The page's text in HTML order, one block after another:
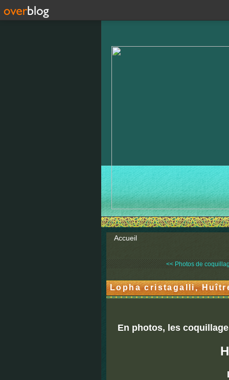
Accueil
<< Photos de
Lopha cristagalli,
En photos, les